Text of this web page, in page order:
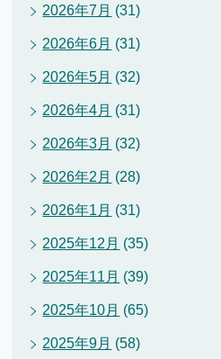
2026年7月 (31)
2026年6月 (31)
2026年5月 (32)
2026年4月 (31)
2026年3月 (32)
2026年2月 (28)
2026年1月 (31)
2025年12月 (35)
2025年11月 (39)
2025年10月 (65)
2025年9月 (58)